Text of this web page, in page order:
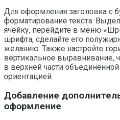
Для оформления заголовка с
форматирование текста.
ячейку, перейдите в меню
шрифта, сделайте его
желанию. Также настройте
вертикальное выравнивание,
в верхней части
ориентацией.
Добавление
оформление